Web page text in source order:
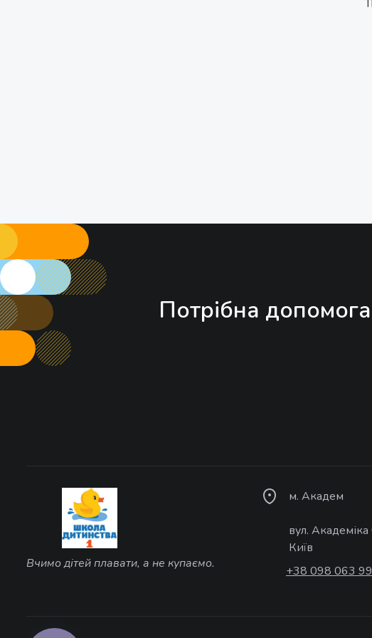
Потрібна
Вчимо дітей плавати, а не купаємо.
м. Академ
вул.
Київ
+38 098 063